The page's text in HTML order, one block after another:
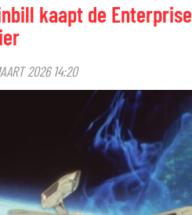
kaapt de
2026 14:20